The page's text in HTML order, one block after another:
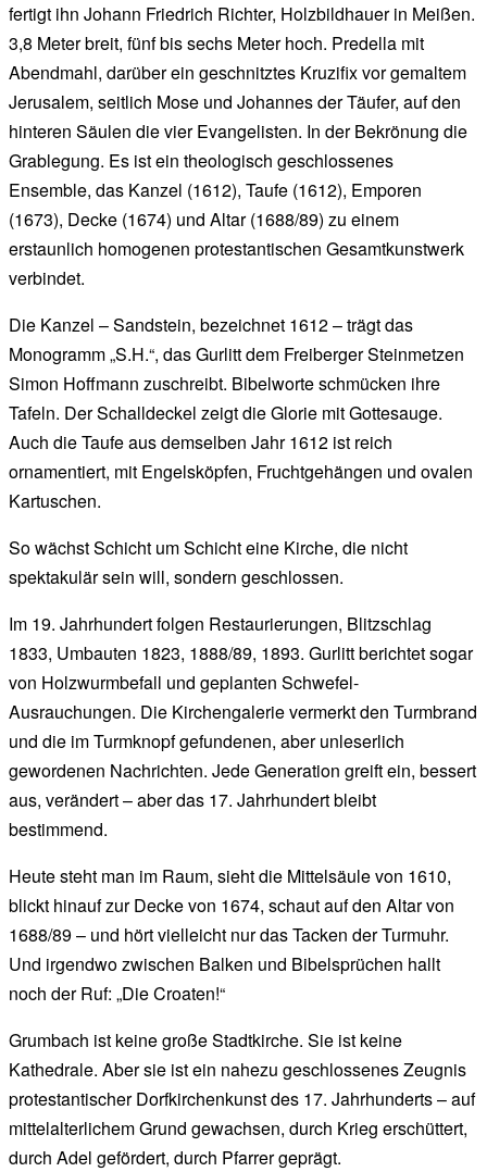
fertigt ihn Johann Friedrich Richter, Holzbildhauer in Meißen.
3,8 Meter breit, fünf bis sechs Meter hoch. Predella mit
Abendmahl, darüber ein geschnitztes Kruzifix vor gemaltem
Jerusalem, seitlich Mose und Johannes der Täufer, auf den
hinteren Säulen die vier Evangelisten. In der Bekrönung die
Grablegung. Es ist ein theologisch geschlossenes
Ensemble, das Kanzel (1612), Taufe (1612), Emporen
(1673), Decke (1674) und Altar (1688/89) zu einem
erstaunlich homogenen protestantischen Gesamtkunstwerk
verbindet.
Die Kanzel – Sandstein, bezeichnet 1612 – trägt das
Monogramm „S.H.“, das Gurlitt dem Freiberger Steinmetzen
Simon Hoffmann zuschreibt. Bibelworte schmücken ihre
Tafeln. Der Schalldeckel zeigt die Glorie mit Gottesauge.
Auch die Taufe aus demselben Jahr 1612 ist reich
ornamentiert, mit Engelsköpfen, Fruchtgehängen und ovalen
Kartuschen.
So wächst Schicht um Schicht eine Kirche, die nicht
spektakulär sein will, sondern geschlossen.
Im 19. Jahrhundert folgen Restaurierungen, Blitzschlag
1833, Umbauten 1823, 1888/89, 1893. Gurlitt berichtet sogar
von Holzwurmbefall und geplanten Schwefel-
Ausrauchungen. Die Kirchengalerie vermerkt den Turmbrand
und die im Turmknopf gefundenen, aber unleserlich
gewordenen Nachrichten. Jede Generation greift ein, bessert
aus, verändert – aber das 17. Jahrhundert bleibt
bestimmend.
Heute steht man im Raum, sieht die Mittelsäule von 1610,
blickt hinauf zur Decke von 1674, schaut auf den Altar von
1688/89 – und hört vielleicht nur das Tacken der Turmuhr.
Und irgendwo zwischen Balken und Bibelsprüchen hallt
noch der Ruf: „Die Croaten!“
Grumbach ist keine große Stadtkirche. Sie ist keine
Kathedrale. Aber sie ist ein nahezu geschlossenes Zeugnis
protestantischer Dorfkirchenkunst des 17. Jahrhunderts – auf
mittelalterlichem Grund gewachsen, durch Krieg erschüttert,
durch Adel gefördert, durch Pfarrer geprägt.